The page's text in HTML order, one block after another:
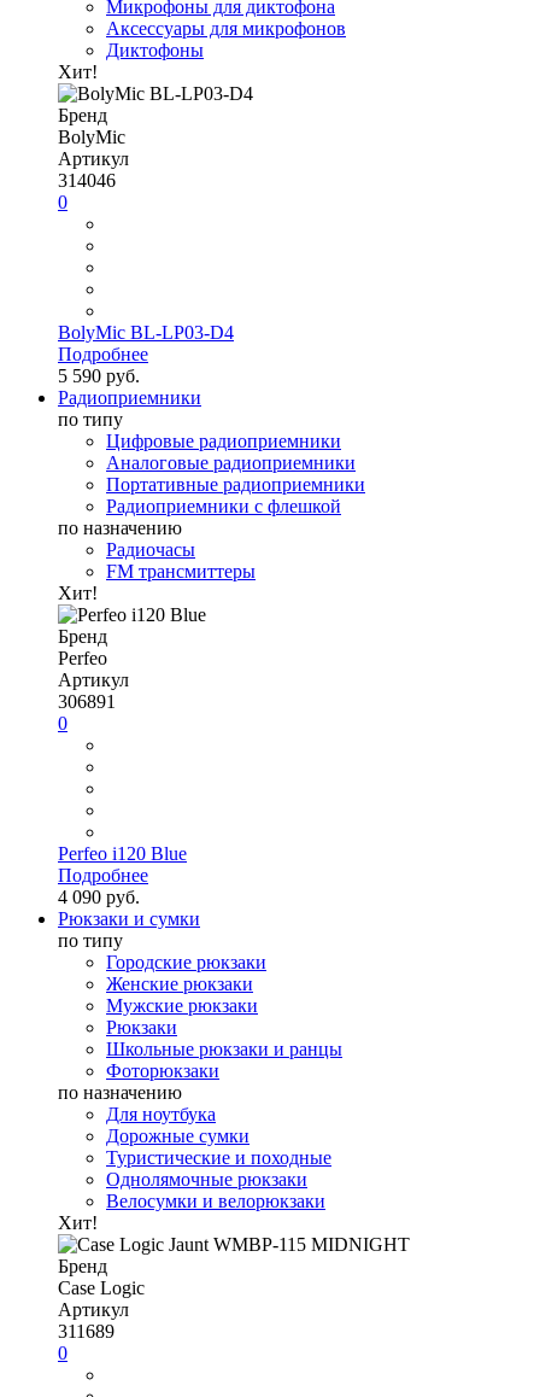
Микрофоны для диктофона
Аксессуары для микрофонов
Диктофоны
Хит!
Бренд
BolyMic
Артикул
314046
0
BolyMic BL-LP03-D4
Подробнее
5 590 руб.
Радиоприемники
по типу
Цифровые радиоприемники
Аналоговые радиоприемники
Портативные радиоприемники
Радиоприемники с флешкой
по назначению
Радиочасы
FM трансмиттеры
Хит!
Бренд
Perfeo
Артикул
306891
0
Perfeo i120 Blue
Подробнее
4 090 руб.
Рюкзаки и сумки
по типу
Городские рюкзаки
Женские рюкзаки
Мужские рюкзаки
Рюкзаки
Школьные рюкзаки и ранцы
Фоторюкзаки
по назначению
Для ноутбука
Дорожные сумки
Туристические и походные
Однолямочные рюкзаки
Велосумки и велорюкзаки
Хит!
Бренд
Case Logic
Артикул
311689
0